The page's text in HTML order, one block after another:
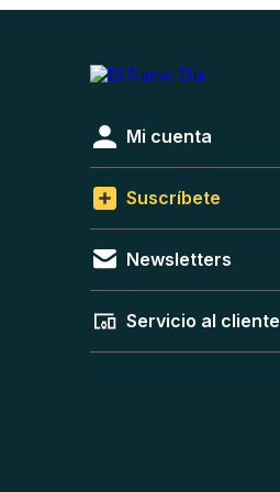
Mi cuenta
Suscríbete
Newsletters
Servicio al cliente